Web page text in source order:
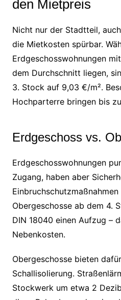
den Mietpreis
Nicht nur der Stadtteil,
die Mietkosten spürbar.
Erdgeschosswohnungen
dem Durchschnitt liegen,
3. Stock auf 9,03 €/m².
Hochparterre bringen bis
Erdgeschoss vs.
Erdgeschosswohnungen
Zugang, haben aber
Obergeschosse ab dem 4.
DIN 18040 einen Aufzug –
Nebenkosten.
Obergeschosse bieten
Schallisolierung.
Stockwerk um etwa 2